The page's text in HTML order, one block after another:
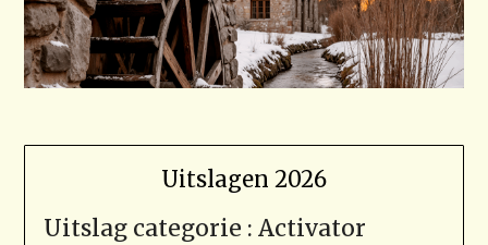
Uitslagen 2026
Uitslag categorie : Activator